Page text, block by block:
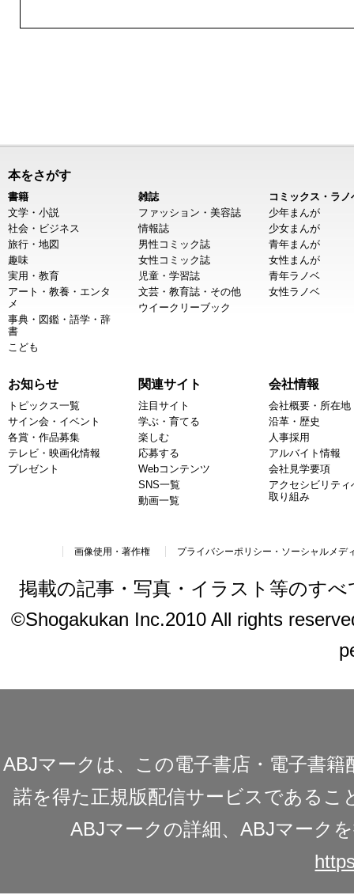
本をさがす
書籍
文学・小説
社会・ビジネス
旅行・地図
趣味
実用・教育
アート・教養・エンタ
メ
事典・図鑑・語学・辞
書
こども
雑誌
ファッション・美容誌
情報誌
男性コミック誌
女性コミック誌
児童・学習誌
文芸・教育誌・その他
ウイークリーブック
コミックス・ラノ
少年まんが
少女まんが
青年まんが
女性まんが
青年ラノベ
女性ラノベ
お知らせ
トピックス一覧
サイン会・イベント
各賞・作品募集
テレビ・映画化情報
プレゼント
関連サイト
注目サイト
学ぶ・育てる
楽しむ
応募する
Webコンテンツ
SNS一覧
動画一覧
会社情報
会社概要・所在地
沿革・歴史
人事採用
アルバイト情報
会社見学要項
アクセシビリティ
取り組み
画像使用・著作権 プライバシーポリシー・ソーシャルメデ
掲載の記事・写真・イラスト等のす
©Shogakukan Inc.2010 All rights
ABJマークは、この電子書店・電子書
諾を得た正規版配信サービスであるこ
ABJマークの詳細、ABJマーク